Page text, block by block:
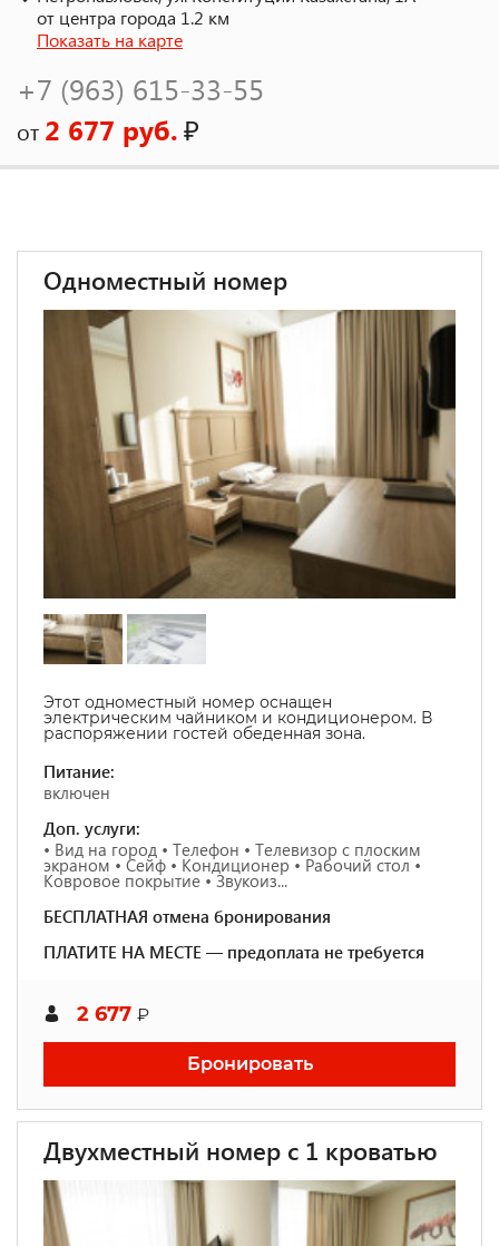
от центра города 1.2 км
Показать на карте
+7 (963) 615-33-55
от 2 677 руб.₽
Одноместный номер
Этот одноместный номер оснащен
электрическим чайником и кондиционером. В
распоряжении гостей обеденная зона.
Питание:
включен
Доп. услуги:
• Вид на город • Телефон • Телевизор с плоским
экраном • Сейф • Кондиционер • Рабочий стол •
Ковровое покрытие • Звукоиз...
БЕСПЛАТНАЯ отмена бронирования
ПЛАТИТЕ НА МЕСТЕ — предоплата не требуется
2 677 ₽
Бронировать
Двухместный номер с 1 кроватью